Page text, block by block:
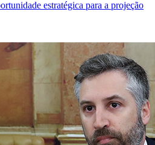
estratégica para a projeção